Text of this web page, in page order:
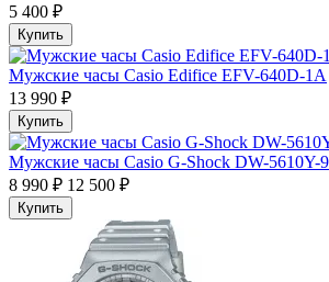
5 400 ₽
Купить
Мужские часы Casio Edifice EFV-640D-1A
13 990 ₽
Купить
Мужские часы Casio G-Shock DW-5610Y-9
8 990 ₽ 12 500 ₽
Купить